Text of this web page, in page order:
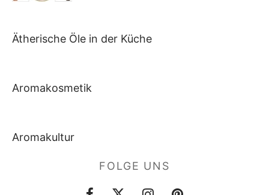
Ätherische Öle in der Küche
Aromakosmetik
Aromakultur
FOLGE UNS